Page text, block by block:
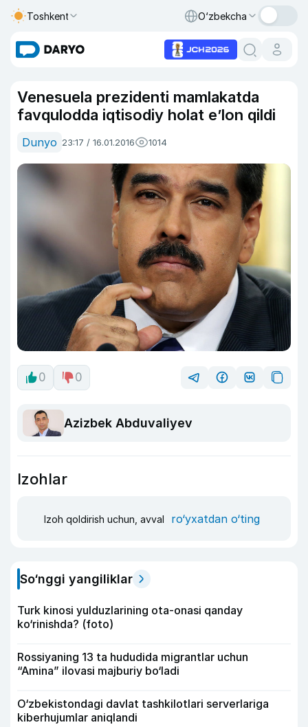
Toshkent O‘zbekcha
Venesuela prezidenti mamlakatda
favqulodda iqtisodiy holat e’lon qildi
Dunyo 23:17 / 16.01.2016 1014
0 0
Azizbek Abduvaliyev
Izohlar
Izoh qoldirish uchun, avval ro‘yxatdan o‘ting
So‘nggi yangiliklar
Turk kinosi yulduzlarining ota-onasi qanday
ko‘rinishda? (foto)
Rossiyaning 13 ta hududida migrantlar uchun
“Amina” ilovasi majburiy bo‘ladi
O‘zbekistondagi davlat tashkilotlari serverlariga
kiberhujumlar aniqlandi